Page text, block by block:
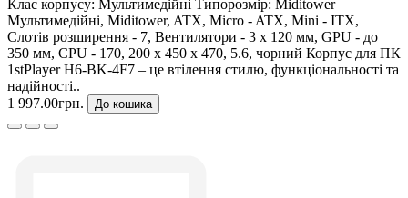
Клас корпусу: Мультимедійні Типорозмір: Miditower
Мультимедійні, Miditower, ATX, Micro - ATX, Mini - ITX,
Слотів розширення - 7, Вентилятори - 3 х 120 мм, GPU - до
350 мм, CPU - 170, 200 х 450 х 470, 5.6, чорний Корпус для ПК
1stPlayer H6-BK-4F7 – це втілення стилю, функціональності та
надійності..
1 997.00грн.
До кошика